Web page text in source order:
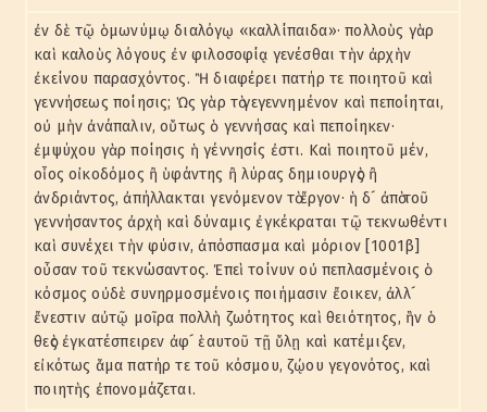
ἐν δὲ τῷ ὁμωνύμῳ διαλόγῳ «καλλίπαιδα»· πολλοὺς γὰρ
καὶ καλοὺς λόγους ἐν φιλοσοφίᾳ γενέσθαι τὴν ἀρχὴν
ἐκείνου παρασχόντος. Ἢ διαφέρει πατήρ τε ποιητοῦ καὶ
γεννήσεως ποίησις; Ὡς γὰρ τὸ γεγεννημένον καὶ πεποίηται,
οὐ μὴν ἀνάπαλιν, οὕτως ὁ γεννήσας καὶ πεποίηκεν·
ἐμψύχου γὰρ ποίησις ἡ γέννησίς ἐστι. Καὶ ποιητοῦ μέν,
οἷος οἰκοδόμος ἢ ὑφάντης ἢ λύρας δημιουργὸς ἢ
ἀνδριάντος, ἀπήλλακται γενόμενον τὸ ἔργον· ἡ δ´ ἀπὸ τοῦ
γεννήσαντος ἀρχὴ καὶ δύναμις ἐγκέκραται τῷ τεκνωθέντι
καὶ συνέχει τὴν φύσιν, ἀπόσπασμα καὶ μόριον [1001β]
οὖσαν τοῦ τεκνώσαντος. Ἐπεὶ τοίνυν οὐ πεπλασμένοις ὁ
κόσμος οὐδὲ συνηρμοσμένοις ποιήμασιν ἔοικεν, ἀλλ´
ἔνεστιν αὐτῷ μοῖρα πολλὴ ζωότητος καὶ θειότητος, ἣν ὁ
θεὸς ἐγκατέσπειρεν ἀφ´ ἑαυτοῦ τῇ ὕλῃ καὶ κατέμιξεν,
εἰκότως ἅμα πατήρ τε τοῦ κόσμου, ζῴου γεγονότος, καὶ
ποιητὴς ἐπονομάζεται.